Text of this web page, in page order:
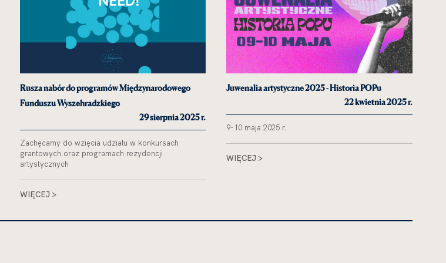
Rusza nabór do programów Międzynarodowego
Funduszu Wyszehradzkiego
29 sierpnia 2025 r.
Zachęcamy do wzięcia udziału w konkursach
grantowych oraz programach rezydencji
artystycznych
WIĘCEJ >
Juwenalia artystyczne 2025 - Historia POPu
22 kwietnia 2025 r.
9-10 maja 2025 r.
WIĘCEJ >